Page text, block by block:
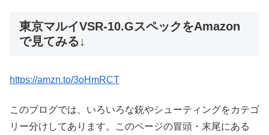
東京マルイVSR-10.GスペックをAmazon
で見てみる↓
https://amzn.to/3oHmRCT
このブログでは、いろいろな銃やシューティングをカテゴ
リー分けしてあります。このページの冒頭・末尾にある